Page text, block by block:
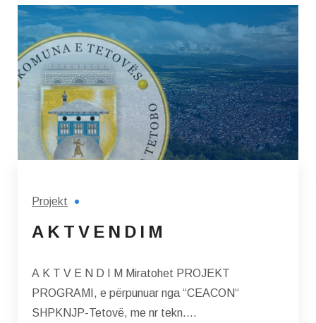
Projekt
A K T V E N D I M
A K T V E N D I M Miratohet PROJEKT
PROGRAMI, e përpunuar nga “CEACON“
SHPKNJP-Tetovë, me nr tekn....